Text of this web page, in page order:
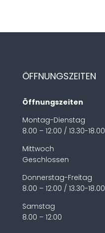
ÖFFNUNGSZEITEN
Öffnungszeiten
Montag-Dienstag
8.00 – 12:00 / 13.30-18.00
Mittwoch
Geschlossen
Donnerstag-Freitag
8.00 – 12:00 / 13.30-18.00
Samstag
8.00 – 12:00